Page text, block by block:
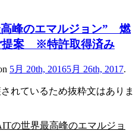
峰のエマルジョン” 燃
提案 ※特許取得済み
5月 20th, 20165月 26th, 2017.
れているため抜粋文はありま
の世界最高峰のエマルジョ